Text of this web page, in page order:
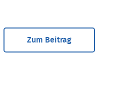
Zum Beitrag